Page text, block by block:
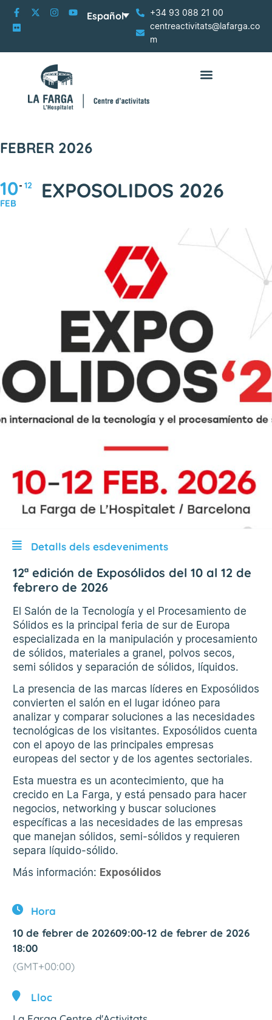
+34 93 088 21 00
centreactivitats@lafarga.co
m
Español
FEBRER 2026
10
FEB
12 EXPOSOLIDOS 2026
Detalls dels esdeveniments
12ª edición de Exposólidos del 10 al 12 de
febrero de 2026
El Salón de la Tecnología y el Procesamiento de
Sólidos es la principal feria de sur de Europa
especializada en la manipulación y procesamiento
de sólidos, materiales a granel, polvos secos,
semi sólidos y separación de sólidos, líquidos.
La presencia de las marcas líderes en Exposólidos
convierten el salón en el lugar idóneo para
analizar y comparar soluciones a las necesidades
tecnológicas de los visitantes. Exposólidos cuenta
con el apoyo de las principales empresas
europeas del sector y de los agentes sectoriales.
Esta muestra es un acontecimiento, que ha
crecido en La Farga, y está pensado para hacer
negocios, networking y buscar soluciones
específicas a las necesidades de las empresas
que manejan sólidos, semi-sólidos y requieren
separa líquido-sólido.
Más información: Exposólidos
Hora
10 de febrer de 202609:00-12 de febrer de 2026
18:00
(GMT+00:00)
Lloc